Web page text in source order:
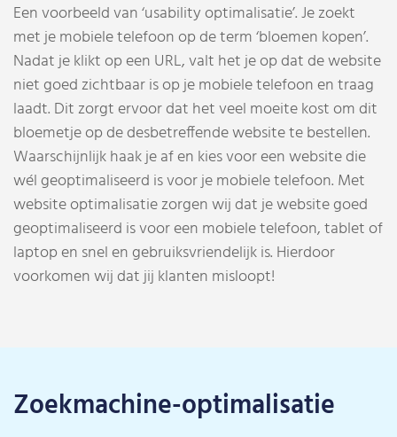
Een voorbeeld van ‘usability optimalisatie’. Je zoekt
met je mobiele telefoon op de term ‘bloemen kopen’.
Nadat je klikt op een URL, valt het je op dat de website
niet goed zichtbaar is op je mobiele telefoon en traag
laadt. Dit zorgt ervoor dat het veel moeite kost om dit
bloemetje op de desbetreffende website te bestellen.
Waarschijnlijk haak je af en kies voor een website die
wél geoptimaliseerd is voor je mobiele telefoon. Met
website optimalisatie zorgen wij dat je website goed
geoptimaliseerd is voor een mobiele telefoon, tablet of
laptop en snel en gebruiksvriendelijk is. Hierdoor
voorkomen wij dat jij klanten misloopt!
Zoekmachine-optimalisatie